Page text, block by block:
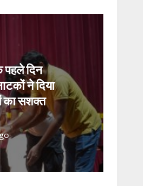
दिन
ने दिया
का सशक्त